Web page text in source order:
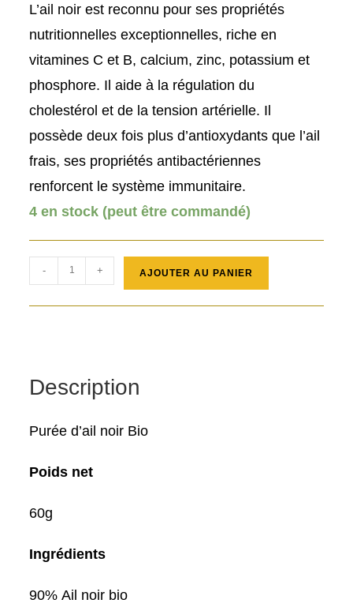
L’ail noir est reconnu pour ses propriétés
nutritionnelles exceptionnelles, riche en
vitamines C et B, calcium, zinc, potassium et
phosphore. Il aide à la régulation du
cholestérol et de la tension artérielle. Il
possède deux fois plus d’antioxydants que l’ail
frais, ses propriétés antibactériennes
renforcent le système immunitaire.
4 en stock (peut être commandé)
de
Purée
60g
- + AJOUTER AU PANIER
Description
Purée d’ail noir Bio
Poids net
60g
Ingrédients
90% Ail noir bio